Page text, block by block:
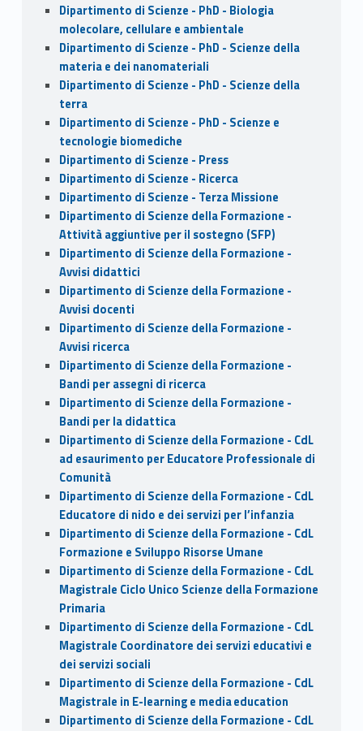
Dipartimento di Scienze - PhD - Biologia
molecolare, cellulare e ambientale
Dipartimento di Scienze - PhD - Scienze della
materia e dei nanomateriali
Dipartimento di Scienze - PhD - Scienze della
terra
Dipartimento di Scienze - PhD - Scienze e
tecnologie biomediche
Dipartimento di Scienze - Press
Dipartimento di Scienze - Ricerca
Dipartimento di Scienze - Terza Missione
Dipartimento di Scienze della Formazione -
Attività aggiuntive per il sostegno (SFP)
Dipartimento di Scienze della Formazione -
Avvisi didattici
Dipartimento di Scienze della Formazione -
Avvisi docenti
Dipartimento di Scienze della Formazione -
Avvisi ricerca
Dipartimento di Scienze della Formazione -
Bandi per assegni di ricerca
Dipartimento di Scienze della Formazione -
Bandi per la didattica
Dipartimento di Scienze della Formazione - CdL
ad esaurimento per Educatore Professionale di
Comunità
Dipartimento di Scienze della Formazione - CdL
Educatore di nido e dei servizi per l’infanzia
Dipartimento di Scienze della Formazione - CdL
Formazione e Sviluppo Risorse Umane
Dipartimento di Scienze della Formazione - CdL
Magistrale Ciclo Unico Scienze della Formazione
Primaria
Dipartimento di Scienze della Formazione - CdL
Magistrale Coordinatore dei servizi educativi e
dei servizi sociali
Dipartimento di Scienze della Formazione - CdL
Magistrale in E-learning e media education
Dipartimento di Scienze della Formazione - CdL